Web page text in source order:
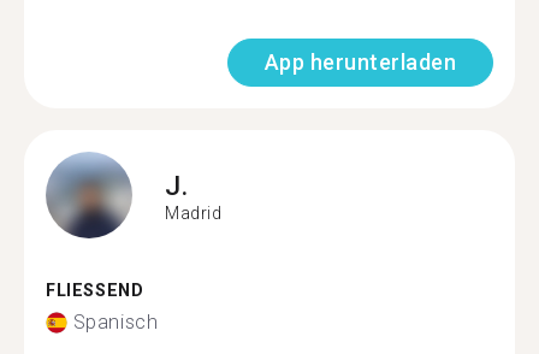
App herunterladen
J.
Madrid
FLIESSEND
Spanisch